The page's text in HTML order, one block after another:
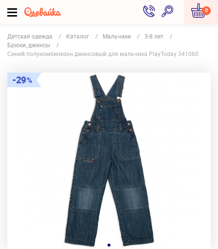
0
Детская одежда Каталог Мальчики
3-8 лет
Брюки, джинсы
Синий полукомбинезон джинсовый для мальчика PlayToday 341060
29